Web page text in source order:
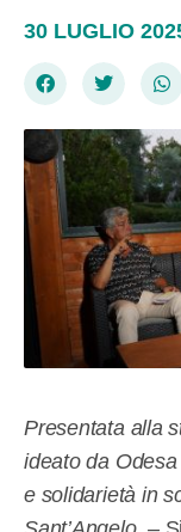
30 LUGLIO
Presentata alla
ideato da
e solidarietà in